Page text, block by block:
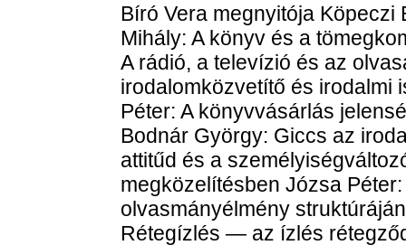
Bíró Vera megnyitója
Mihály: A könyv és a
A rádió, a televízió és az
irodalomközvetítő és irodalmi
Péter: A könyvvásárlás
Bodnár György: Giccs az
attitűd és a
megközelítésben Józsa
olvasmányélmény
Rétegízlés — az ízlés